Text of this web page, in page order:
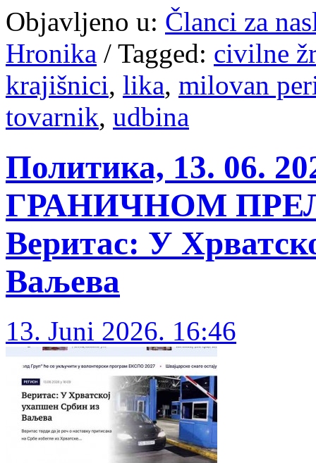
Objavljeno u: Članci za
Hronika / Tagged: civilne
krajišnici, lika, milovan
tovarnik, udbina
Политика, 13. 06.
ГРАНИЧНОМ
Веритас: У
Ваљева
13. Juni 2026. 16:46